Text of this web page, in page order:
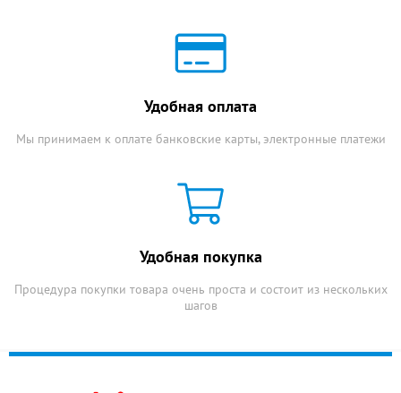
Удобная оплата
Мы принимаем к оплате банковские карты, электронные платежи
Удобная покупка
Процедура покупки товара очень проста и состоит из нескольких
шагов